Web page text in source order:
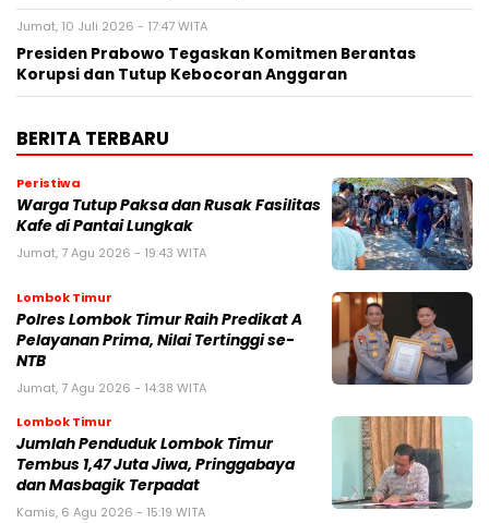
Jumat, 10 Juli 2026 - 17:47 WITA
Presiden Prabowo Tegaskan Komitmen Berantas
Korupsi dan Tutup Kebocoran Anggaran
BERITA TERBARU
Peristiwa
Warga Tutup Paksa dan Rusak Fasilitas
Kafe di Pantai Lungkak
Jumat, 7 Agu 2026 - 19:43 WITA
Lombok Timur
Polres Lombok Timur Raih Predikat A
Pelayanan Prima, Nilai Tertinggi se-
NTB
Jumat, 7 Agu 2026 - 14:38 WITA
Lombok Timur
Jumlah Penduduk Lombok Timur
Tembus 1,47 Juta Jiwa, Pringgabaya
dan Masbagik Terpadat
Kamis, 6 Agu 2026 - 15:19 WITA